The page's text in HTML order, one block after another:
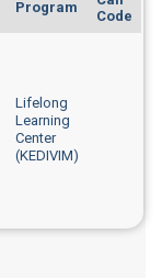
Program
Code
Lifelong
Learning
Center
(KEDIVIM)